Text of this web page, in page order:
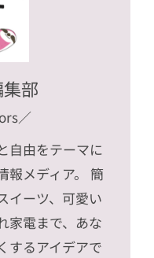
部
／
自由をテーマに
報メディア。 簡
イーツ、可愛い
家電まで、あな
するアイデアで